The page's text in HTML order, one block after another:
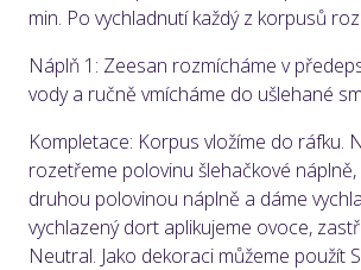
min. Po vychladnutí každý z korpusů
Náplň 1: Zeesan rozmícháme v
vody a ručně vmícháme do ušlehané
Kompletace: Korpus vložíme do ráfku.
rozetřeme polovinu šlehačkové
druhou polovinou náplně a dáme
vychlazený dort aplikujeme ovoce,
Neutral. Jako dekoraci můžeme použít